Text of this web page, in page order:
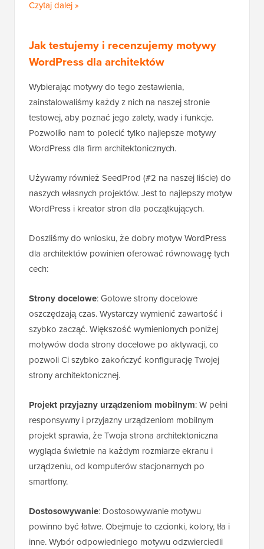
Czytaj dalej »
Jak testujemy i recenzujemy motywy
WordPress dla architektów
Wybierając motywy do tego zestawienia,
zainstalowaliśmy każdy z nich na naszej stronie
testowej, aby poznać jego zalety, wady i funkcje.
Pozwoliło nam to polecić tylko najlepsze motywy
WordPress dla firm architektonicznych.
Używamy również SeedProd (#2 na naszej liście) do
naszych własnych projektów. Jest to najlepszy motyw
WordPress i kreator stron dla początkujących.
Doszliśmy do wniosku, że dobry motyw WordPress
dla architektów powinien oferować równowagę tych
cech:
Strony docelowe: Gotowe strony docelowe
oszczędzają czas. Wystarczy wymienić zawartość i
szybko zacząć. Większość wymienionych poniżej
motywów doda strony docelowe po aktywacji, co
pozwoli Ci szybko zakończyć konfigurację Twojej
strony architektonicznej.
Projekt przyjazny urządzeniom mobilnym: W pełni
responsywny i przyjazny urządzeniom mobilnym
projekt sprawia, że Twoja strona architektoniczna
wygląda świetnie na każdym rozmiarze ekranu i
urządzeniu, od komputerów stacjonarnych po
smartfony.
Dostosowywanie: Dostosowywanie motywu
powinno być łatwe. Obejmuje to czcionki, kolory, tła i
inne. Wybór odpowiedniego motywu odzwierciedli